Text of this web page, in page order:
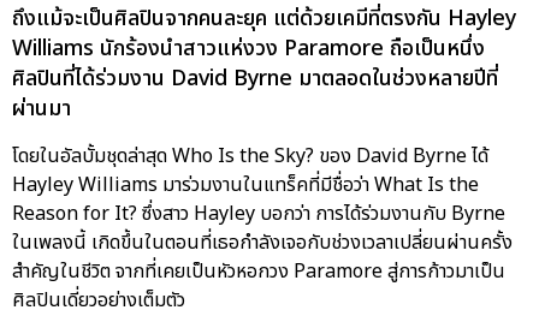
ถึงแม้จะเป็นศิลปินจากคนละยุค แต่ด้วยเคมีที่ตรงกัน Hayley
Williams นักร้องนำสาวแห่งวง Paramore ถือเป็นหนึ่ง
ศิลปินที่ได้ร่วมงาน David Byrne มาตลอดในช่วงหลายปีที่
ผ่านมา
โดยในอัลบั้มชุดล่าสุด Who Is the Sky? ของ David Byrne ได้
Hayley Williams มาร่วมงานในแทร็คที่มีชื่อว่า What Is the
Reason for It? ซึ่งสาว Hayley บอกว่า การได้ร่วมงานกับ Byrne
ในเพลงนี้ เกิดขึ้นในตอนที่เธอกำลังเจอกับช่วงเวลาเปลี่ยนผ่านครั้ง
สำคัญในชีวิต จากที่เคยเป็นหัวหอกวง Paramore สู่การก้าวมาเป็น
ศิลปินเดี่ยวอย่างเต็มตัว